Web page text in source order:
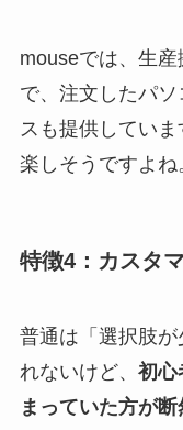
mouseでは、生
で、注文したパ
スも提供していま
楽しそうですよね
特徴4：カスタ
普通は「選択肢
れないけど、 初心
まっていた方が